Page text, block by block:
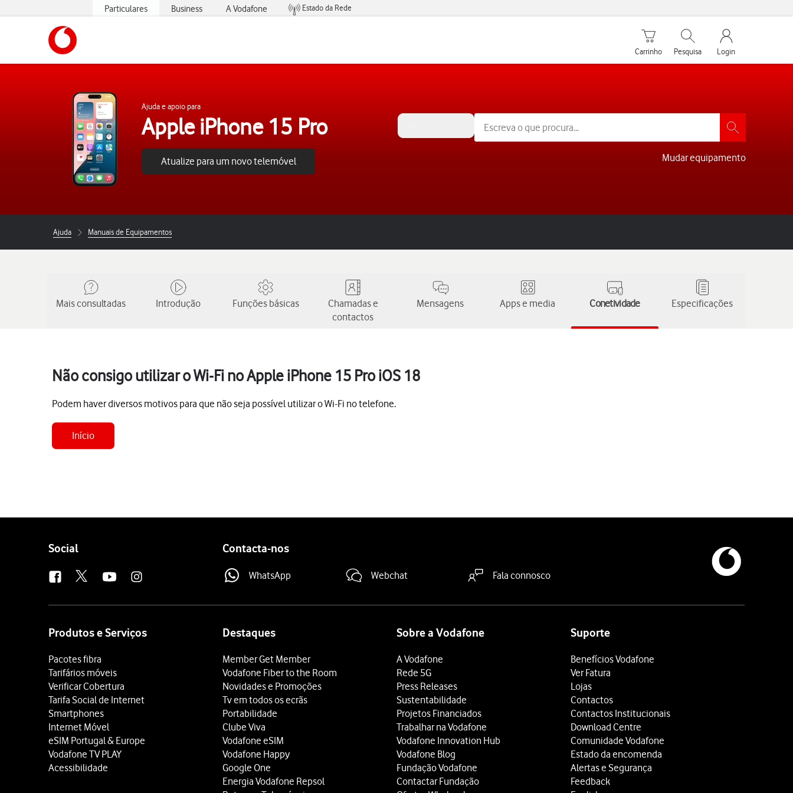
Particulares Business A Vodafone
Estado da Rede
Carrinho de compras
Carrinho
Pesquisar
Pesquisa
My Vodafone
Login
Ajuda e apoio para
Apple iPhone 15 Pro
Atualize para um novo telemóvel Mudar equipamento
Ajuda Manuais de Equipamentos
Mais consultadas Introdução Funções básicas
Chamadas e
contactos
Mensagens Apps e media Conetividade Especificações
Não consigo utilizar o Wi-Fi no Apple iPhone 15 Pro iOS 18
Podem haver diversos motivos para que não seja possível utilizar o Wi-Fi no telefone.
Início
Follow
Social Contacta-nos
WhatsApp Webchat Fala connosco
Produtos e Serviços
Pacotes fibra
Tarifários móveis
Verificar Cobertura
Tarifa Social de Internet
Smartphones
Internet Móvel
eSIM Portugal & Europe
Vodafone TV PLAY
Acessibilidade
Destaques
Member Get Member
Vodafone Fiber to the Room
Novidades e Promoções
Tv em todos os ecrãs
Portabilidade
Clube Viva
Vodafone eSIM
Vodafone Happy
Google One
Energia Vodafone Repsol
Sobre a Vodafone
A Vodafone
Rede 5G
Press Releases
Sustentabilidade
Projetos Financiados
Trabalhar na Vodafone
Vodafone Innovation Hub
Vodafone Blog
Fundação Vodafone
Contactar Fundação
Suporte
Benefícios Vodafone
Ver Fatura
Lojas
Contactos
Contactos Institucionais
Download Centre
Comunidade Vodafone
Estado da encomenda
Alertas e Segurança
Feedback